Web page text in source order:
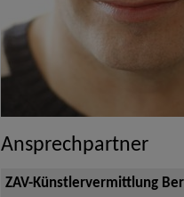
Ansprechpartner
ZAV-Künstlervermittlung